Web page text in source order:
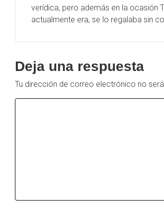
verídica, pero además en la ocasión
actualmente era, se lo regalaba sin
Deja una respuesta
Tu dirección de correo electrónico no